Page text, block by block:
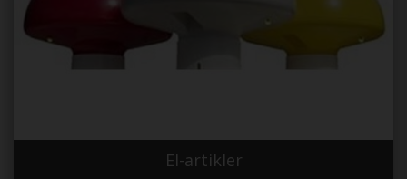
El-artikler